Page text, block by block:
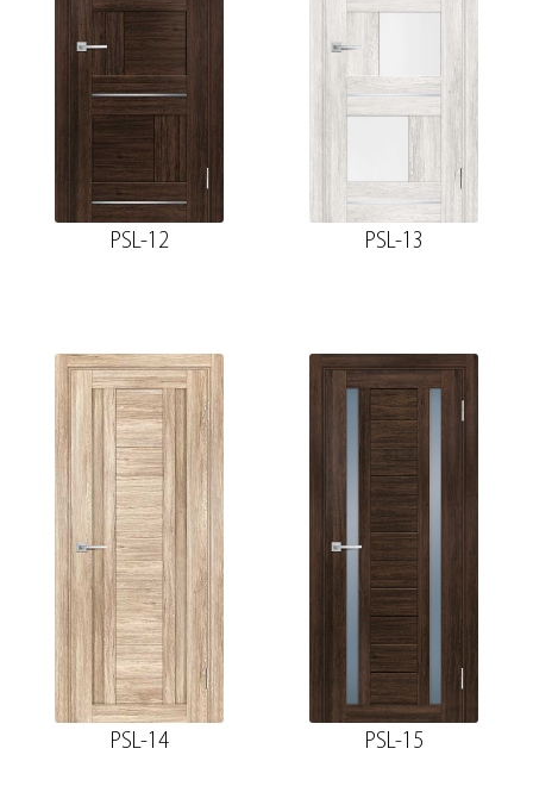
PSL-12 PSL-13
PSL-14 PSL-15